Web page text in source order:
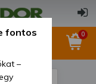
0
fontos
–